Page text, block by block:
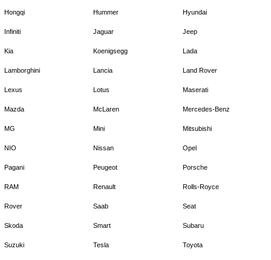
Hongqi Hummer Hyundai
Infiniti Jaguar Jeep
Kia Koenigsegg Lada
Lamborghini Lancia Land Rover
Lexus Lotus Maserati
Mazda McLaren Mercedes-Benz
MG Mini Mitsubishi
NIO Nissan Opel
Pagani Peugeot Porsche
RAM Renault Rolls-Royce
Rover Saab Seat
Skoda Smart Subaru
Suzuki Tesla Toyota